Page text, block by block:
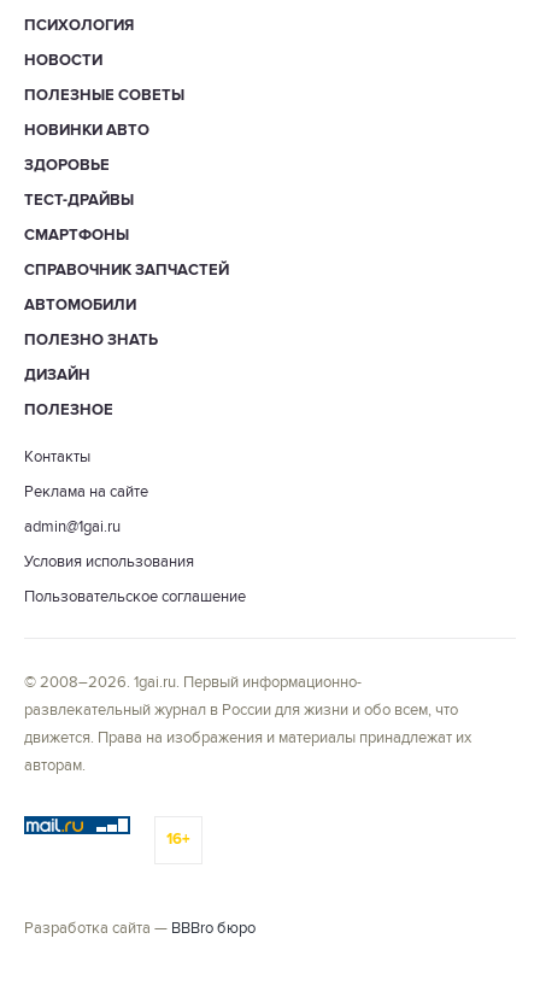
ПСИХОЛОГИЯ
НОВОСТИ
ПОЛЕЗНЫЕ СОВЕТЫ
НОВИНКИ АВТО
ЗДОРОВЬЕ
ТЕСТ-ДРАЙВЫ
СМАРТФОНЫ
СПРАВОЧНИК ЗАПЧАСТЕЙ
АВТОМОБИЛИ
ПОЛЕЗНО ЗНАТЬ
ДИЗАЙН
ПОЛЕЗНОЕ
Контакты
Реклама на сайте
admin@1gai.ru
Условия использования
Пользовательское соглашение
© 2008–2026. 1gai.ru. Первый информационно-
развлекательный журнал в России для жизни и обо всем, что
движется. Права на изображения и материалы принадлежат их
авторам.
16+
Разработка сайта — BBBro бюро